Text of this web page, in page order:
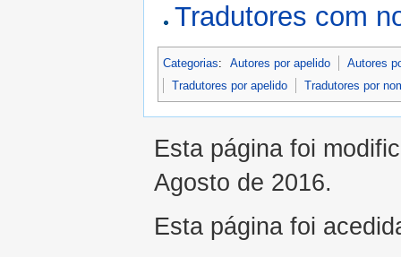
Tradutores com
Categorias: Autores por apelido
Autores
Tradutores por apelido
Tradutores por
Esta página foi
Agosto de 2016.
Esta página foi